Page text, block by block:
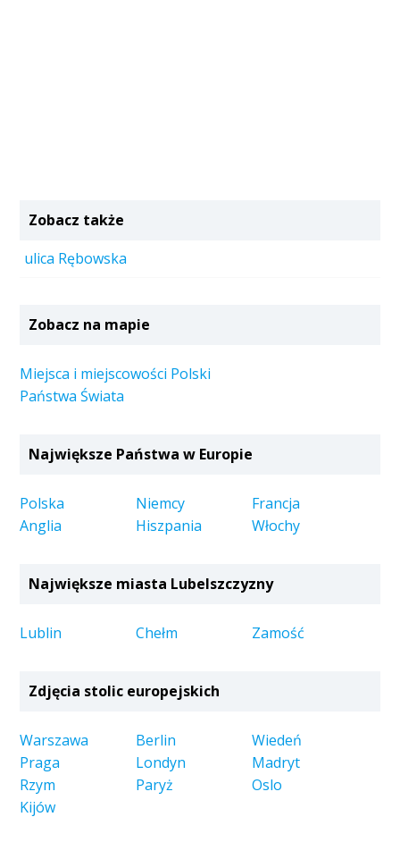
Zobacz także
ulica Rębowska
Zobacz na mapie
Miejsca i miejscowości Polski
Państwa Świata
Największe Państwa w Europie
Polska Niemcy
Francja
Anglia
Hiszpania Włochy
Największe miasta Lubelszczyzny
Lublin Chełm Zamość
Zdjęcia stolic europejskich
Warszawa Berlin
Wiedeń
Praga
Londyn
Madryt
Rzym
Paryż
Oslo
Kijów